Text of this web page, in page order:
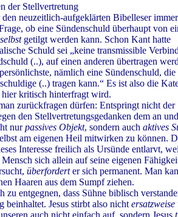
der Stellvertretung
neuzeitlich-aufgeklärten Bibelleser
ob eine Sündenschuld überhaupt von
getilgt werden kann. Schon Kant hatte
Schuld sei „keine transmissible
(..), auf einen anderen übertragen
nämlich eine Sündenschuld, die
(..) tragen kann.“ Es ist also die
kritisch hinterfragt wird.
zurückfragen dürfen: Entspringt nicht der
den Stellvertretungsgedanken dem an
nurpassives Objekt, sondern auch aktives
am eigenen Heil mitwirken zu können.
Interesse freilich als Ursünde entlarvt,
sich allein auf seine eigenen
überforderter sich permanent. Man
Haaren aus dem Sumpf ziehen.
zu entgegnen, dass Sühne biblisch
beinhaltet. Jesus stirbt also nicht ersatzweise
auch nicht einfach auf, sondern Jesus